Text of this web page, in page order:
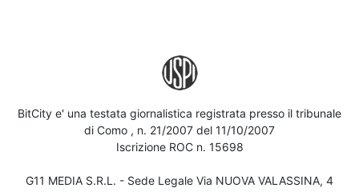
BitCity e' una testata giornalistica registrata presso il tribunale
di Como , n. 21/2007 del 11/10/2007
Iscrizione ROC n. 15698
G11 MEDIA S.R.L. - Sede Legale Via NUOVA VALASSINA, 4